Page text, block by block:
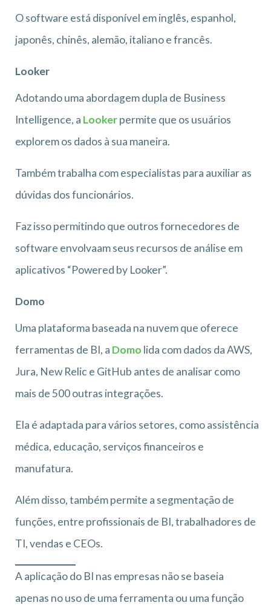
O software está disponível em inglês, espanhol,
japonês, chinês, alemão, italiano e francês.
Looker
Adotando uma abordagem dupla de Business
Intelligence, a Lookerpermite que os usuários
explorem os dados à sua maneira.
Também trabalha com especialistas para auxiliar as
dúvidas dos funcionários.
Faz isso permitindo que outros fornecedores de
software envolvaam seus recursos de análise em
aplicativos “Powered by Looker”.
Domo
Uma plataforma baseada na nuvem que oferece
ferramentas de BI, a Domo lida com dados da AWS,
Jura, New Relic e GitHub antes de analisar como
mais de 500 outras integrações.
Ela é adaptada para vários setores, como assistência
médica, educação, serviços financeiros e
manufatura.
Além disso, também permite a segmentação de
funções, entre profissionais de BI, trabalhadores de
TI, vendas e CEOs.
A aplicação do BI nas empresas não se baseia
apenas no uso de uma ferramenta ou uma função